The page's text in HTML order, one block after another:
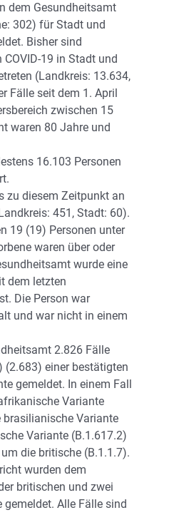
dem Gesundheitsamt
302) für Stadt und
Bisher sind
19 in Stadt und
(Landkreis: 13.634,
Fälle seit dem 1. April
zwischen 15
waren 80 Jahre und
16.103 Personen
zu diesem Zeitpunkt an
451, Stadt: 60).
19 (19) Personen unter
waren über oder
wurde eine
dem letzten
Die Person war
und war nicht in einem
2.826 Fälle
(2.683) einer bestätigten
gemeldet. In einem Fall
Variante
brasilianische Variante
Variante (B.1.617.2)
die britische (B.1.1.7).
wurden dem
britischen und zwei
Alle Fälle sind